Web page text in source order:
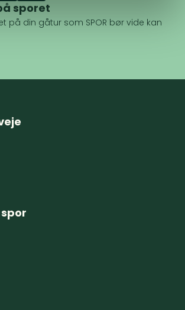
sporet
på din gåtur som SPOR bør vide kan